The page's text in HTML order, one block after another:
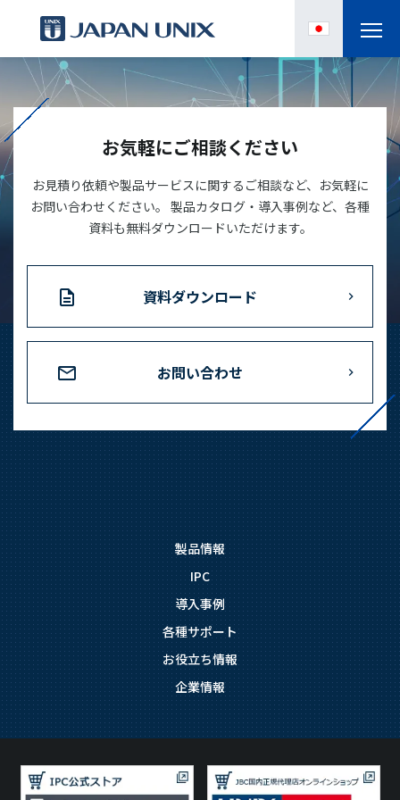
製品情報
導入事例
各種サポート
企業情報
お問い合わせ
資料ダウンロード
お気軽にご相談ください
お見積り依頼や製品サービスに関するご相談など、お気軽に
お問い合わせください。 製品カタログ・導入事例など、各種
資料も無料ダウンロードいただけます。
資料ダウンロード
お問い合わせ
製品情報
IPC
導入事例
各種サポート
お役立ち情報
企業情報